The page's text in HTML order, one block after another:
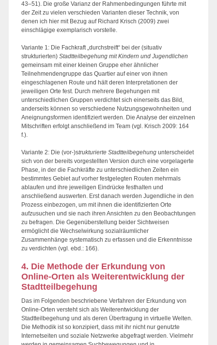
43–51). Die große Varianz der Rahmenbedingungen führte mit
der Zeit zu vielen verschieden Varianten dieser Technik, von
denen ich hier mit Bezug auf Richard Krisch (2009) zwei
einschlägige exemplarisch vorstelle.
Variante 1: Die Fachkraft „durchstreift“ bei der (situativ
strukturierten) Stadtteilbegehung mit Kindern und Jugendlichen
gemeinsam mit einer kleinen Gruppe eher ähnlicher
Teilnehmendengruppe das Quartier auf einer von ihnen
eingeschlagenen Route und hält deren Interpretationen der
jeweiligen Orte fest. Durch mehrere Begehungen mit
unterschiedlichen Gruppen verdichtet sich einerseits das Bild,
anderseits können so verschiedene Nutzungsgewohnheiten und
Aneignungsformen identifiziert werden. Die Analyse der einzelnen
Mitschriften erfolgt anschließend im Team (vgl. Krisch 2009: 164
f.).
Variante 2: Die (vor-)strukturierte Stadtteilbegehung unterscheidet
sich von der bereits vorgestellten Version durch eine vorgelagerte
Phase, in der die Fachkräfte zu unterschiedlichen Zeiten ein
bestimmtes Gebiet auf vorher festgelegten Routen mehrmals
ablaufen und ihre jeweiligen Eindrücke festhalten und
anschließend auswerten. Erst danach werden Jugendliche in den
Prozess einbezogen, um mit ihnen die identifizierten Orte
aufzusuchen und sie nach ihren Ansichten zu den Beobachtungen
zu befragen. Die Gegenüberstellung beider Sichtweisen
ermöglicht die Wechselwirkung sozialräumlicher
Zusammenhänge systematisch zu erfassen und die Erkenntnisse
zu verdichten (vgl. ebd.: 166).
4. Die Methode der Erkundung von
Online-Orten als Weiterentwicklung der
Stadtteilbegehung
Das im Folgenden beschriebene Verfahren der Erkundung von
Online-Orten versteht sich als Weiterentwicklung der
Stadtteilbegehung und als deren Übertragung in virtuelle Welten.
Die Methodik ist so konzipiert, dass mit ihr nicht nur genutzte
Internetseiten und soziale Netzwerke abgefragt werden. Vielmehr